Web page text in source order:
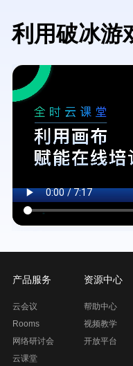
利用破冰游
Video
file
产品服务
云会议
Rooms
网络研讨会
云课堂
资源中心
帮助中心
视频教学
开放平台